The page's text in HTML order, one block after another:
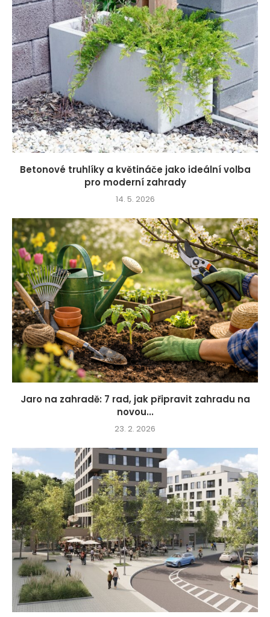
Betonové truhlíky a květináče jako ideální volba
pro moderní zahrady
14. 5. 2026
Jaro na zahradě: 7 rad, jak připravit zahradu na
novou...
23. 2. 2026